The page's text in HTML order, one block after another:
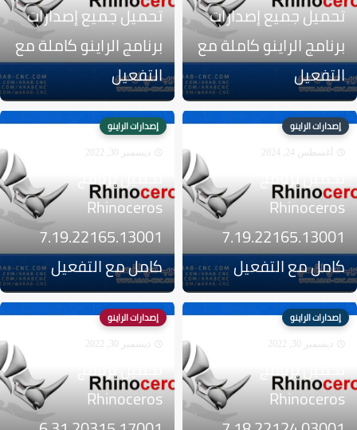
تحميل جميع إصدارات
برنامج الراينو كاملة مع
التفعيل
تحميل جميع إصدارات
برنامج الراينو كاملة مع
التفعيل
إصدارات الراينو
أغسطس 24, 2024
تحميل برنامج
Rhinoceros
7.19.22165.13001
كامل مع التفعيل
إصدارات الراينو
ديسمبر 30, 2022
تحميل برنامج
Rhinoceros
7.19.22165.13001
كامل مع التفعيل
إصدارات الراينو
ديسمبر 30, 2022
تحميل برنامج
Rhinoceros
إصدارات الراينو
ديسمبر 30, 2022
تحميل برنامج
Rhinoceros